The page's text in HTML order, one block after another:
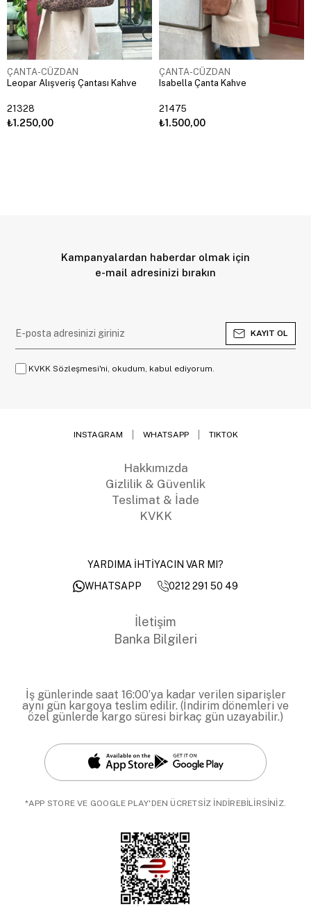
ÇANTA-CÜZDAN
Leopar Alışveriş Çantası Kahve
21328
₺1.250,00
ÇANTA-CÜZDAN
Isabella Çanta Kahve
21475
₺1.500,00
Kampanyalardan haberdar olmak için
e-mail adresinizi bırakın
KAYIT OL
KVKK Sözleşmesi'ni, okudum, kabul ediyorum.
INSTAGRAM WHATSAPP TIKTOK
Hakkımızda
Gizlilik & Güvenlik
Teslimat & İade
KVKK
YARDIMA İHTİYACIN VAR MI?
WHATSAPP
0212 291 50 49
İletişim
Banka Bilgileri
İş günlerinde saat 16:00’ya kadar verilen siparişler
aynı gün kargoya teslim edilir. (İndirim dönemleri ve
özel günlerde kargo süresi birkaç gün uzayabilir.)
*APP STORE VE GOOGLE PLAY'DEN ÜCRETSİZ İNDİREBİLİRSİNİZ.